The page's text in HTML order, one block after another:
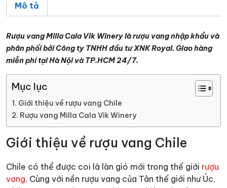
Mô tả
Rượu vang Milla Cala Vik Winery là rượu vang nhập khẩu và
phân phối bởi Công ty TNHH đầu tư XNK Royal. Giao hàng
miễn phí tại Hà Nội và TP.HCM 24/7.
Mục lục
Giới thiệu về rượu vang Chile
Rượu vang Milla Cala Vik Winery
Giới thiệu về rượu vang Chile
Chile có thể được coi là làn gió mới trong thế giới rượu
vang. Cùng với nền rượu vang của Tân thế giới như Úc,